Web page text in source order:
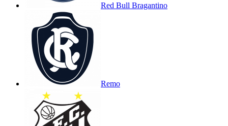
Red Bull Bragantino
Remo